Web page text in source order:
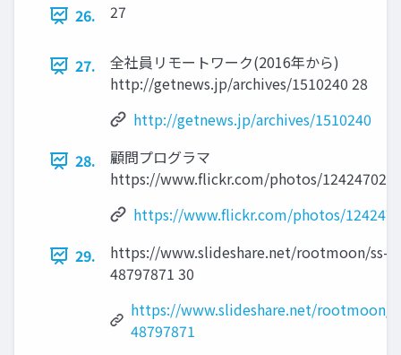
26. 27
27.
全社員リモートワーク(2016年から)
http://getnews.jp/archives/1510240 28
http://getnews.jp/archives/1510240
28.
顧問プログラマ
https://www.flickr.com/photos/
https://www.flickr.com/photos/
29.
https://www.slideshare.net/rootmoon/ss-
48797871 30
https://www.slideshare.net/rootmoon/
48797871